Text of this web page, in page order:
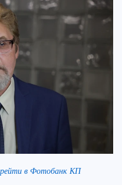
в Фотобанк КП